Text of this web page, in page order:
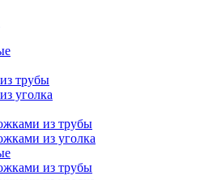
трубы
уголка
из трубы
из уголка
из трубы